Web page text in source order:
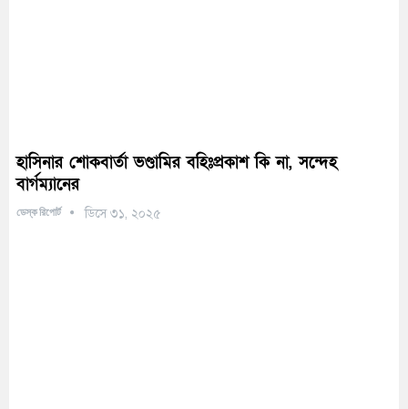
হাসিনার শোকবার্তা ভণ্ডামির বহিঃপ্রকাশ কি না, সন্দেহ
বার্গম্যানের
ডেস্ক রিপোর্ট ডিসে ৩১, ২০২৫